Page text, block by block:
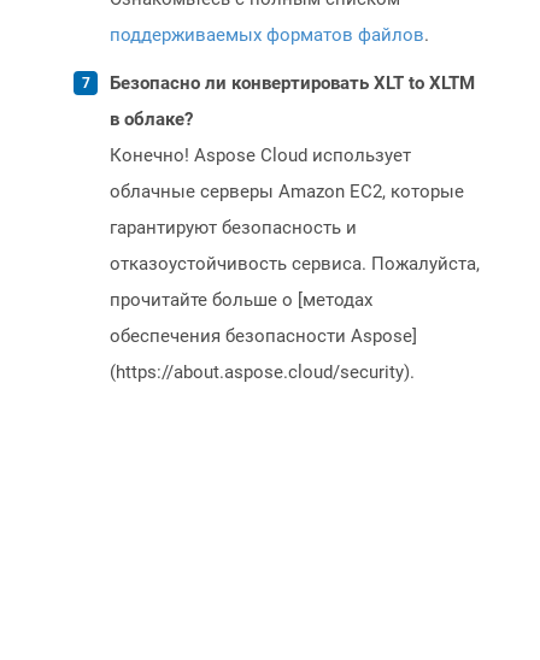
поддерживаемых форматов файлов.
Безопасно ли конвертировать XLT to XLTM
в облаке?
Конечно! Aspose Cloud использует
облачные серверы Amazon EC2, которые
гарантируют безопасность и
отказоустойчивость сервиса. Пожалуйста,
прочитайте больше о [методах
обеспечения безопасности Aspose]
(https://about.aspose.cloud/security).